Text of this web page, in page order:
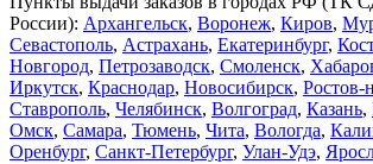
России): Архангельск, Воронеж, Киров,
Севастополь, Астрахань, Екатеринбург,
Новгород, Петрозаводск, Смоленск,
Иркутск, Краснодар, Новосибирск, Ростов-
Ставрополь, Челябинск, Волгоград, Казань,
Омск, Самара, Тюмень, Чита, Вологда,
Оренбург, Санкт-Петербург, Улан-Удэ,